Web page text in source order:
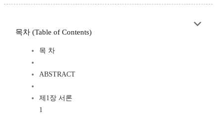
목차 (Table of Contents)
목 차
ABSTRACT
제1장 서론
1